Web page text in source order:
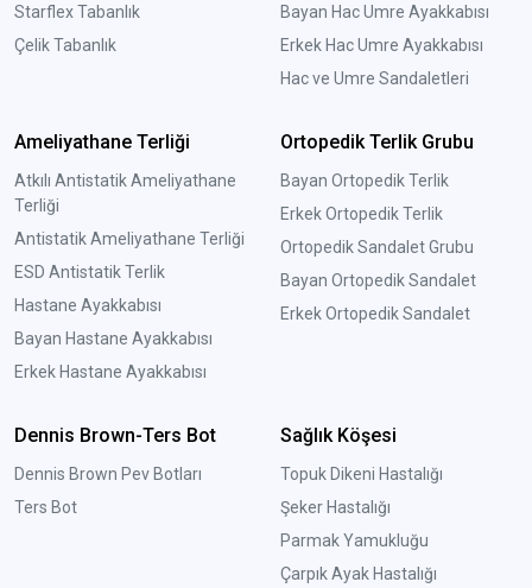
Starflex Tabanlık
Çelik Tabanlık
Bayan Hac Umre Ayakkabısı
Erkek Hac Umre Ayakkabısı
Hac ve Umre Sandaletleri
Ameliyathane Terliği
Atkılı Antistatik Ameliyathane
Terliği
Antistatik Ameliyathane Terliği
ESD Antistatik Terlik
Hastane Ayakkabısı
Bayan Hastane Ayakkabısı
Erkek Hastane Ayakkabısı
Ortopedik Terlik Grubu
Bayan Ortopedik Terlik
Erkek Ortopedik Terlik
Ortopedik Sandalet Grubu
Bayan Ortopedik Sandalet
Erkek Ortopedik Sandalet
Dennis Brown-Ters Bot
Dennis Brown Pev Botları
Ters Bot
Sağlık Köşesi
Topuk Dikeni Hastalığı
Şeker Hastalığı
Parmak Yamukluğu
Çarpık Ayak Hastalığı